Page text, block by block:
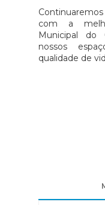
com a
Municipal do
nossos
qualidade de